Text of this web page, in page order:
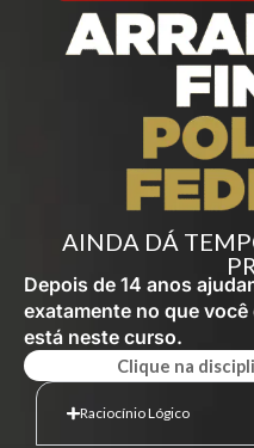
AINDA DÁ
Depois de 14 anos
exatamente no que
está neste curso.
Clique na
Raciocínio Lógico